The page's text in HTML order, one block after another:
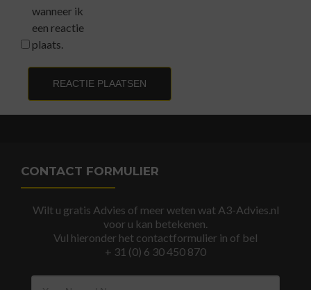
wanneer ik
een reactie
plaats.
CONTACT FORMULIER
Wilt u gratis Advies of meer weten wat A3-Advies.nl
voor u kan betekenen.
Vul hieronder het contactformulier in of bel
+ 31 (0) 6 30 450 870